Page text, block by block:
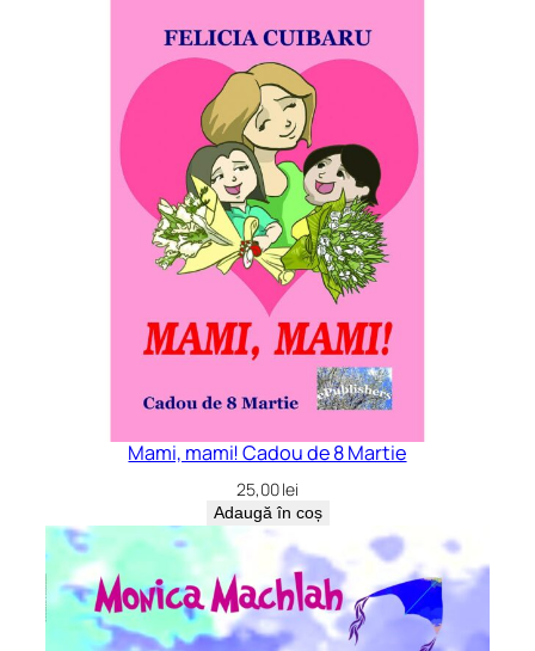
Mami, mami! Cadou de 8 Martie
25,00lei
Adaugă în coș